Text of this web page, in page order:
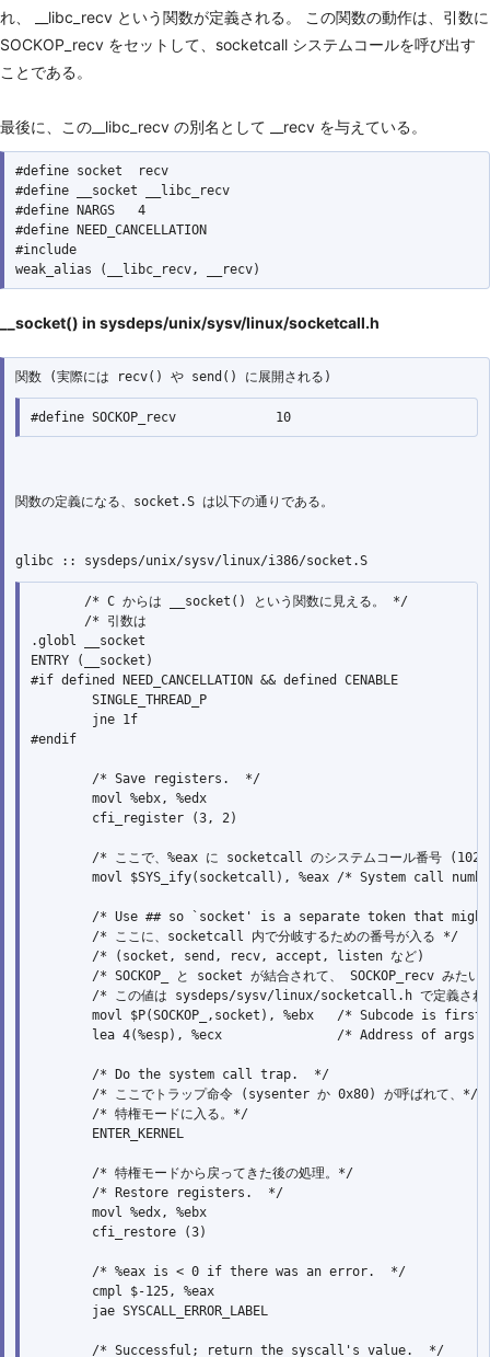
れ、 __libc_recv という関数が定義される。 この関数の動作は、引数に
SOCKOP_recv をセットして、socketcall システムコールを呼び出す
ことである。
最後に、この__libc_recv の別名として __recv を与えている。
#define socket  recv
#define __socket __libc_recv
#define NARGS   4
#define NEED_CANCELLATION
#include
__socket() in sysdeps/unix/sysv/linux/socketcall.h
       /* C からは __socket() という関数に見える。 */
       /* 引数は
.globl __socket
ENTRY (__socket)
#if defined NEED_CANCELLATION && defined CENABLE
        SINGLE_THREAD_P
        jne 1f
#endif
        /* Save registers.  */
        movl %ebx, %edx
        cfi_register (3, 2)
/* ここで、%eax に socketcall のシステムコール番号 (102)
movl $SYS_ify(socketcall), %eax /* System call
/* Use ## so `socket' is a separate token that
        /* ここに、socketcall 内で分岐するための番号が入る */
/* (socket, send, recv, accept, listen など)
/* SOCKOP_ と socket が結合されて、 SOCKOP_recv みたい
/* この値は sysdeps/sysv/linux/socketcall.h で定義され
movl $P(SOCKOP_,socket), %ebx   /* Subcode is first
lea 4(%esp), %ecx               /* Address of args
        /* Do the system call trap.  */
        /* ここでトラップ命令 (sysenter か 0x80) が呼ばれて、*/
        /* 特権モードに入る。*/
        ENTER_KERNEL
        /* 特権モードから戻ってきた後の処理。*/
        /* Restore registers.  */
        movl %edx, %ebx
        cfi_restore (3)
        /* %eax is < 0 if there was an error.  */
        cmpl $-125, %eax
        jae SYSCALL_ERROR_LABEL
        /* Successful; return the syscall's value.  */